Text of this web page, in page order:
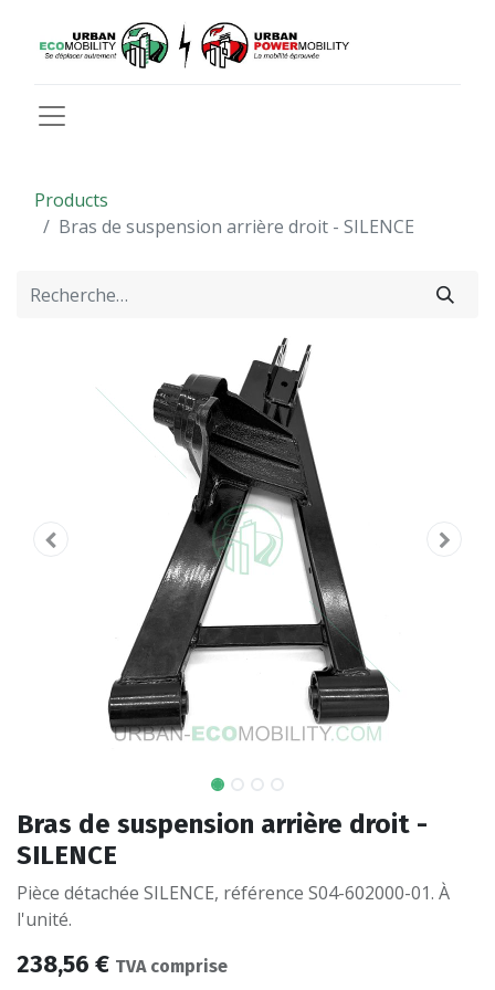
Products
Bras de suspension arrière droit - SILENCE
Bras de suspension arrière droit -
SILENCE
Pièce détachée SILENCE, référence S04-602000-01. À
l'unité.
238,56 € TVA comprise